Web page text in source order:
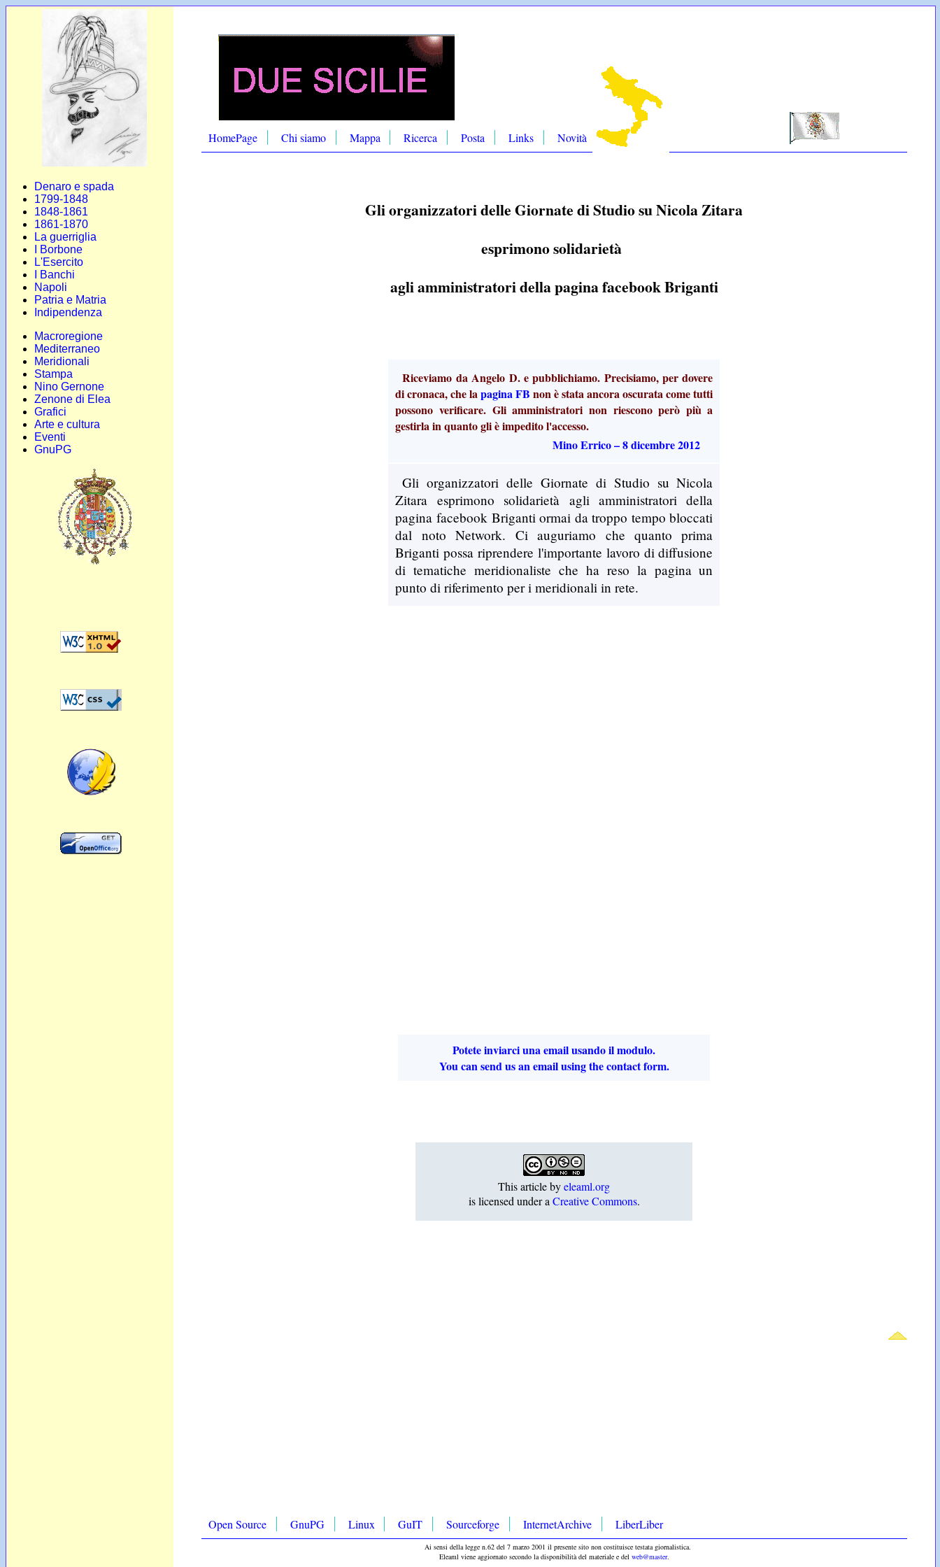
Denaro e spada
1799-1848
1848-1861
1861-1870
La guerriglia
I Borbone
L'Esercito
I Banchi
Napoli
Patria e Matria
Indipendenza
Macroregione
Mediterraneo
Meridionali
Stampa
Nino Gernone
Zenone di Elea
Grafici
Arte e cultura
Eventi
GnuPG
HomePage Chi siamo Mappa Ricerca Posta Links Novità
Gli organizzatori delle Giornate di Studio su Nicola Zitara
esprimono solidarietà
agli amministratori della pagina facebook Briganti
Riceviamo da Angelo D. e pubblichiamo. Precisiamo, per dovere
di cronaca, che lapagina FB non è stata ancora oscurata come tutti
possono verificare. Gli amministratori non riescono però più a
gestirla in quanto gli è impedito l'accesso.
Mino Errico – 8 dicembre 2012
Gli organizzatori delle Giornate di Studio su Nicola
Zitara esprimono solidarietà agli amministratori della
pagina facebook Briganti ormai da troppo tempo bloccati
dal noto Network. Ci auguriamo che quanto prima
Briganti possa riprendere l'importante lavoro di diffusione
di tematiche meridionaliste che ha reso la pagina un
punto di riferimento per i meridionali in rete.
Potete inviarci una email usando il modulo.
You can send us an email using the contact form.
This articlebyeleaml.org
is licensed under a Creative Commons.
Open Source GnuPG Linux GuIT Sourceforge InternetArchive LiberLiber
Ai sensi della legge n.62 del 7 marzo 2001 il presente sito non costituisce testata giornalistica.
Eleaml viene aggiornato secondo la disponibilità del materiale e del web@master.